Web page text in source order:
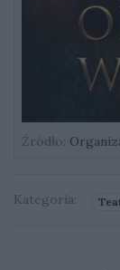
Źródło:
Kategoria: